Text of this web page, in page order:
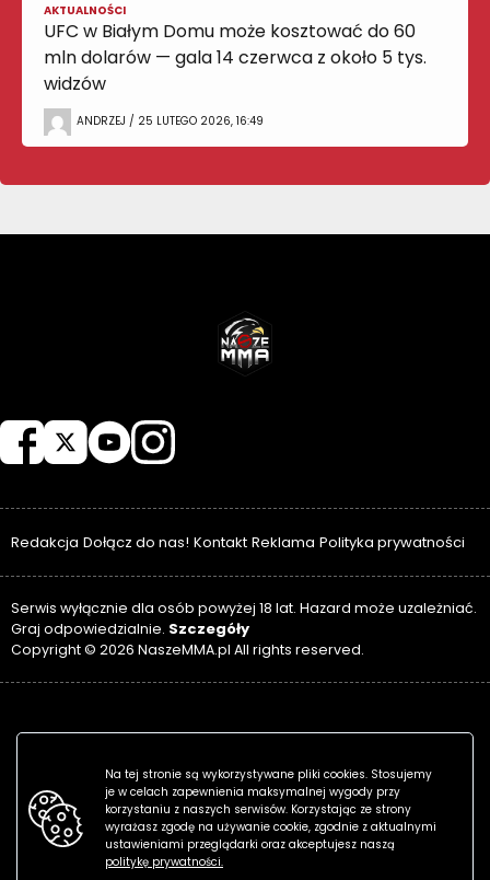
AKTUALNOŚCI
UFC w Białym Domu może kosztować do 60
mln dolarów — gala 14 czerwca z około 5 tys.
widzów
ANDRZEJ / 25 LUTEGO 2026, 16:49
Redakcja Dołącz do nas! Kontakt Reklama Polityka prywatności
Serwis wyłącznie dla osób powyżej 18 lat. Hazard może uzależniać.
Graj odpowiedzialnie. Szczegóły
Copyright © 2026 NaszeMMA.pl All rights reserved.
Na tej stronie są wykorzystywane pliki cookies. Stosujemy
je w celach zapewnienia maksymalnej wygody przy
korzystaniu z naszych serwisów. Korzystając ze strony
wyrażasz zgodę na używanie cookie, zgodnie z aktualnymi
ustawieniami przeglądarki oraz akceptujesz naszą
politykę prywatności.